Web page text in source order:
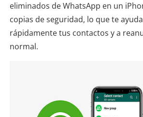
eliminados de WhatsApp en un
copias de seguridad, lo que te
rápidamente tus contactos y a
normal.